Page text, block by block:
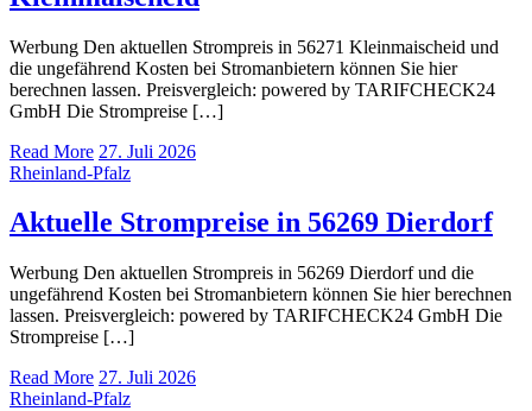
Werbung Den aktuellen Strompreis in 56271 Kleinmaischeid und
die ungefährend Kosten bei Stromanbietern können Sie hier
berechnen lassen. Preisvergleich: powered by TARIFCHECK24
GmbH Die Strompreise […]
Read More 27. Juli 2026
Rheinland-Pfalz
Aktuelle Strompreise in 56269 Dierdorf
Werbung Den aktuellen Strompreis in 56269 Dierdorf und die
ungefährend Kosten bei Stromanbietern können Sie hier berechnen
lassen. Preisvergleich: powered by TARIFCHECK24 GmbH Die
Strompreise […]
Read More 27. Juli 2026
Rheinland-Pfalz